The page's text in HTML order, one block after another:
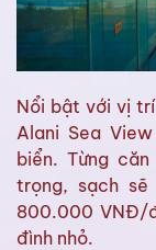
Nổi bật với vị
Alani Sea
biển. Từng
trọng, sạch
800.000 VNĐ/
đình nhỏ.